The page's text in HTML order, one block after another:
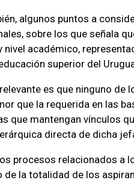
algunos puntos a
sobre los que señala
nivel académico,
superior del
es que ninguno de
que la requerida en las
que mantengan vínculos
directa de dicha
procesos relacionados a
la totalidad de los